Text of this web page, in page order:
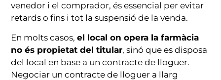
venedor i el comprador, és essencial per evitar
retards o fins i tot la suspensió de la venda.
En molts casos,el local on opera la farmàcia
no és propietat del titular, sinó que es disposa
del local en base a un contracte de lloguer.
Negociar un contracte de lloguer a llarg